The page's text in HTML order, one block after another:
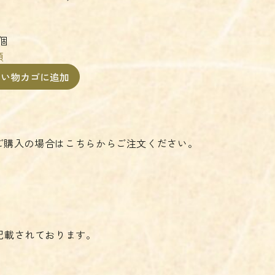
物カゴに追加
入の場合はこちらからご注文ください。
されております。